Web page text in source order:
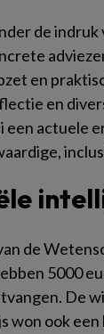
de indruk
en
en
een actuele
de
5000
De
won ook